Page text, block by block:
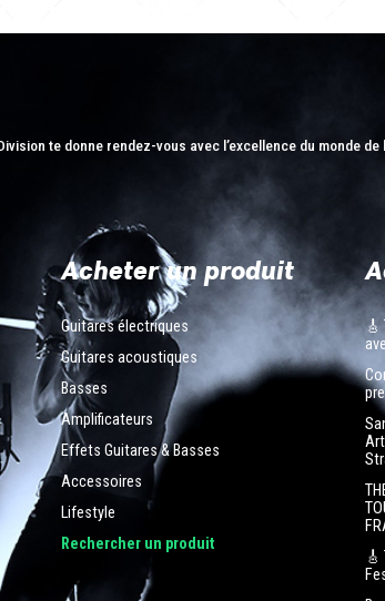
te donne rendez-vous avec l’excellence du monde
Acheter un produit
Guitares électriques
Guitares acoustiques
Basses
Amplificateurs
Effets Guitares & Basses
Accessoires
Lifestyle
Rechercher un produit
🎸